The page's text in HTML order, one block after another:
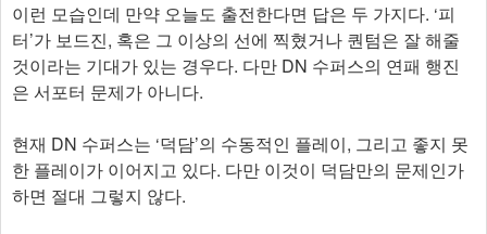
이런 모습인데 만약 오늘도 출전한다면 답은 두 가지다. ‘피
터’가 보드진, 혹은 그 이상의 선에 찍혔거나 퀀텀은 잘 해줄
것이라는 기대가 있는 경우다. 다만 DN 수퍼스의 연패 행진
은 서포터 문제가 아니다.
현재 DN 수퍼스는 ‘덕담’의 수동적인 플레이, 그리고 좋지 못
한 플레이가 이어지고 있다. 다만 이것이 덕담만의 문제인가
하면 절대 그렇지 않다.